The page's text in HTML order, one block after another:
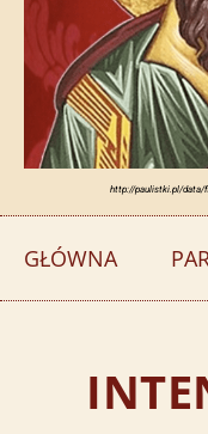
http://paulistki.pl/data/
GŁÓWNA